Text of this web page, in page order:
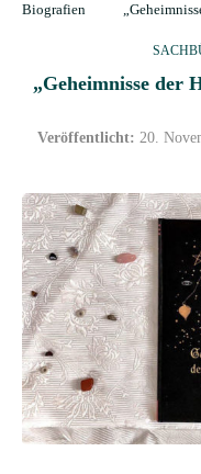
Biografien
„Geheimnisse der
Veröffentlicht: 20.